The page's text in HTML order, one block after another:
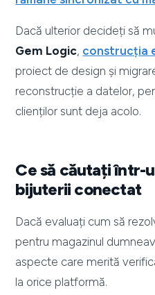
Dacă ulterior decideți să
Gem Logic, construcția
proiect de design și
reconstrucție a datelor,
clienților sunt deja acolo.
Ce să căutați într-
bijuterii conectat
Dacă evaluați cum să
pentru magazinul
aspecte care merită
la orice platformă.